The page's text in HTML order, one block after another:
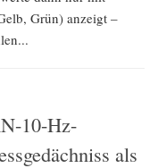
Grün) anzeigt –
10-Hz-
als